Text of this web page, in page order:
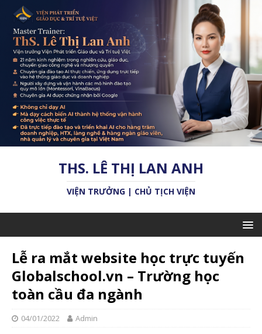
THS. LÊ THỊ LAN ANH
VIỆN TRƯỞNG | CHỦ TỊCH VIỆN
Lễ ra mắt website học trực tuyến
Globalschool.vn – Trường học
toàn cầu đa ngành
04/01/2022 Admin